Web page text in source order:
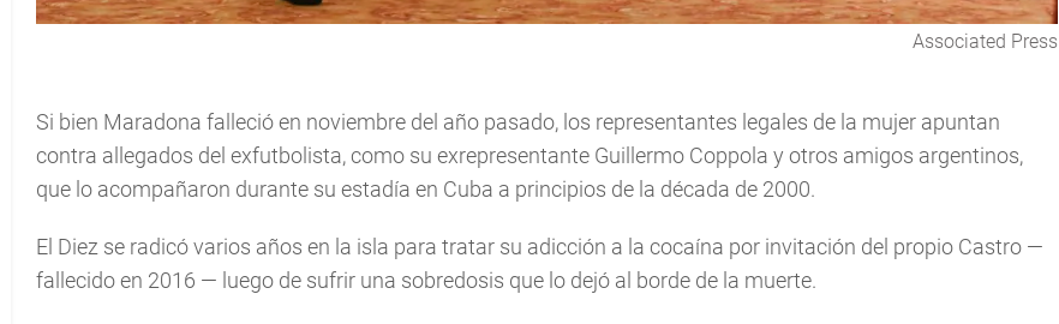
Associated Press
Si bien Maradona falleció en noviembre del año pasado, los representantes legales de la mujer apuntan
contra allegados del exfutbolista, como su exrepresentante Guillermo Coppola y otros amigos argentinos,
que lo acompañaron durante su estadía en Cuba a principios de la década de 2000.
El Diez se radicó varios años en la isla para tratar su adicción a la cocaína por invitación del propio Castro —
fallecido en 2016 — luego de sufrir una sobredosis que lo dejó al borde de la muerte.